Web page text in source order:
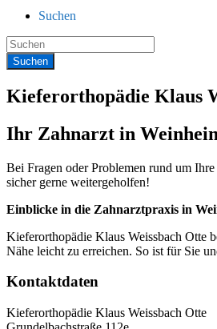
Suchen
Kieferorthopädie Klaus
Ihr Zahnarzt in
Bei Fragen oder Problemen rund um
sicher gerne weitergeholfen!
Einblicke in die Zahnarztpraxis in
Kieferorthopädie Klaus Weissbach Otte
Nähe leicht zu erreichen. So ist für Sie
Kontaktdaten
Kieferorthopädie Klaus Weissbach Otte